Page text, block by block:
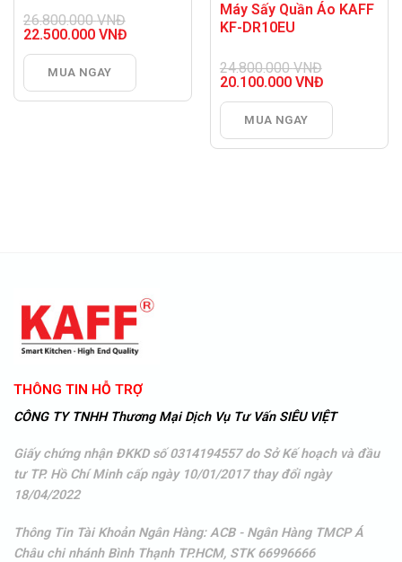
26.800.000VNĐ
Giá
là:
26.800.000 VNĐ.
22.500.000 VNĐ
hiện
là:
22.500.000 VNĐ.
MUA NGAY
Máy Sấy Quần Áo KAFF
KF-DR10EU
24.800.000VNĐ
Giá
là:
24.800.000 VNĐ.
20.100.000 VNĐ
hiện
là:
20.100.000 VNĐ.
MUA NGAY
THÔNG TIN HỖ TRỢ
CÔNG TY TNHH Thương Mại Dịch Vụ Tư Vấn SIÊU VIỆT
Giấy chứng nhận ĐKKD số 0314194557 do Sở Kế hoạch và đầu
tư TP. Hồ Chí Minh cấp ngày 10/01/2017 thay đổi ngày
18/04/2022
Thông Tin Tài Khoản Ngân Hàng: ACB - Ngân Hàng TMCP Á
Châu chi nhánh Bình Thạnh TP.HCM, STK 66996666